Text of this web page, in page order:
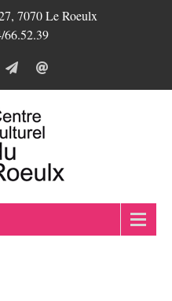
7070 Le Roeulx
66.52.39